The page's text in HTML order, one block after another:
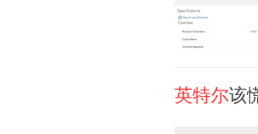
英特尔该